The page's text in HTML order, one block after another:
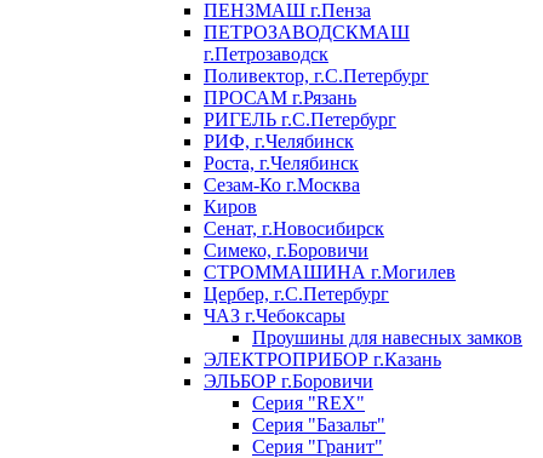
ПЕНЗМАШ г.Пенза
ПЕТРОЗАВОДСКМАШ
г.Петрозаводск
Поливектор, г.С.Петербург
ПРОСАМ г.Рязань
РИГЕЛЬ г.С.Петербург
РИФ, г.Челябинск
Роста, г.Челябинск
Сезам-Ко г.Москва
Киров
Сенат, г.Новосибирск
Симеко, г.Боровичи
СТРОММАШИНА г.Могилев
Цербер, г.С.Петербург
ЧАЗ г.Чебоксары
Проушины для навесных замков
ЭЛЕКТРОПРИБОР г.Казань
ЭЛЬБОР г.Боровичи
Серия "REX"
Серия "Базальт"
Серия "Гранит"